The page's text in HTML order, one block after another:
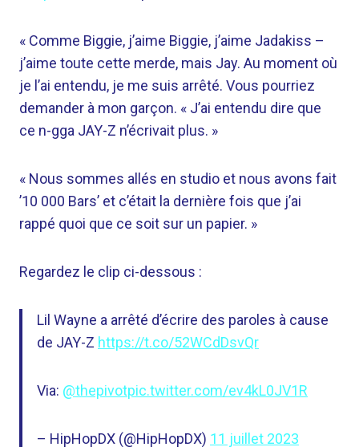
« Comme Biggie, j’aime Biggie, j’aime Jadakiss –
j’aime toute cette merde, mais Jay. Au moment où
je l’ai entendu, je me suis arrêté. Vous pourriez
demander à mon garçon. « J’ai entendu dire que
ce n-gga JAY-Z n’écrivait plus. »
« Nous sommes allés en studio et nous avons fait
’10 000 Bars’ et c’était la dernière fois que j’ai
rappé quoi que ce soit sur un papier. »
Regardez le clip ci-dessous :
Lil Wayne a arrêté d’écrire des paroles à cause
de JAY-Z https://t.co/52WCdDsvQr
Via: @thepivotpic.twitter.com/ev4kL0JV1R
– HipHopDX (@HipHopDX) 11 juillet 2023